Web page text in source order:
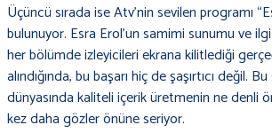
Üçüncü sırada ise Atv’nin sevilen programı
bulunuyor. Esra Erol’un samimi sunumu ve
her bölümde izleyicileri ekrana kilitlediği
alındığında, bu başarı hiç de şaşırtıcı değil.
dünyasında kaliteli içerik üretmenin ne denli
kez daha gözler önüne seriyor.